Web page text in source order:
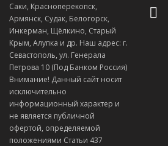
Саки, Красноперекопск,
Армянск, Судак, Белогорск,
Инкерман, Щёлкино, Старый
Крым, Алупка и др. Наш адрес: г.
Севастополь, ул. Генерала
Петрова 10 (Под Банком Россия)
Внимание! Данный сайт носит
исключительно
информационный характер и
не является публичной
офертой, определяемой
положениями Статьи 437